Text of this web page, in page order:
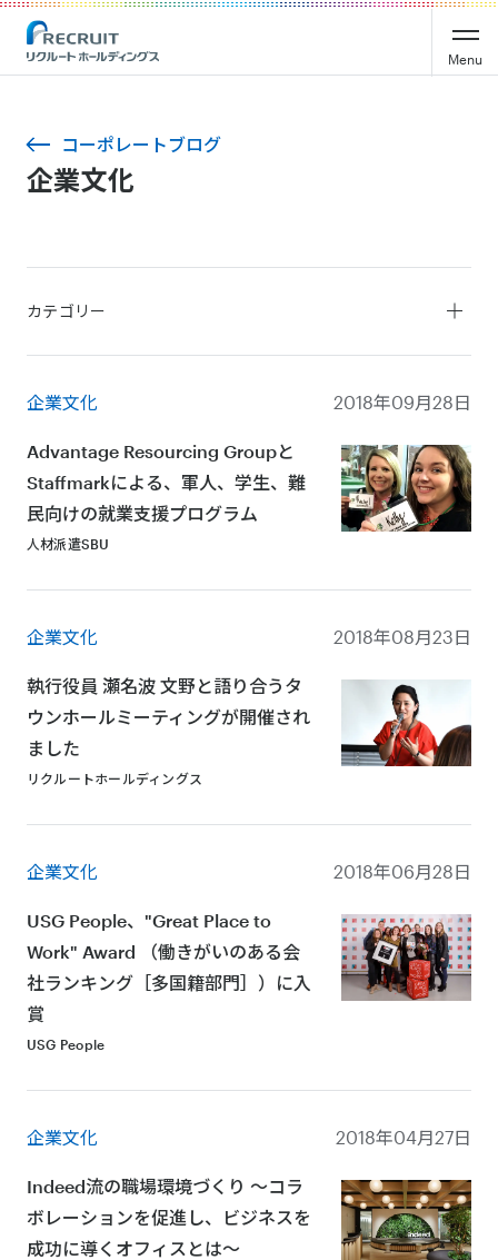
Menu
コーポレートブログ
企業文化
企業文化 2018年09月28日
Advantage Resourcing Groupと
Staffmarkによる、軍人、学生、難
民向けの就業支援プログラム
人材派遣SBU
企業文化 2018年08月23日
執行役員 瀬名波 文野と語り合うタ
ウンホールミーティングが開催され
ました
リクルートホールディングス
企業文化 2018年06月28日
USG People、"Great Place to
Work" Award （働きがいのある会
社ランキング［多国籍部門］）に入
賞
USG People
企業文化 2018年04月27日
Indeed流の職場環境づくり ～コラ
ボレーションを促進し、ビジネスを
成功に導くオフィスとは～
カテゴリー
リーダーシップ
企業文化
サステナビリティ